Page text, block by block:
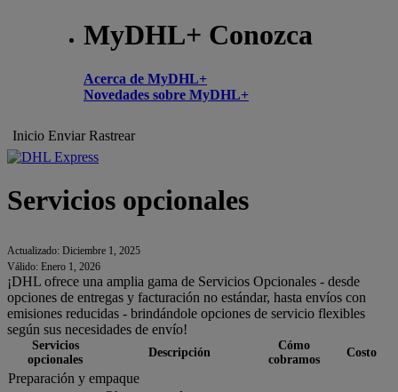
MyDHL+ Conozca
Acerca de MyDHL+
Novedades sobre MyDHL+
Inicio Enviar Rastrear
Servicios opcionales
Actualizado: Diciembre 1, 2025
Válido: Enero 1, 2026
¡DHL ofrece una amplia gama de Servicios Opcionales - desde
opciones de entregas y facturación no estándar, hasta envíos con
emisiones reducidas - brindándole opciones de servicio flexibles
según sus necesidades de envío!
Servicios
opcionales
Descripción
Cómo
cobramos
Costo
Preparación y empaque